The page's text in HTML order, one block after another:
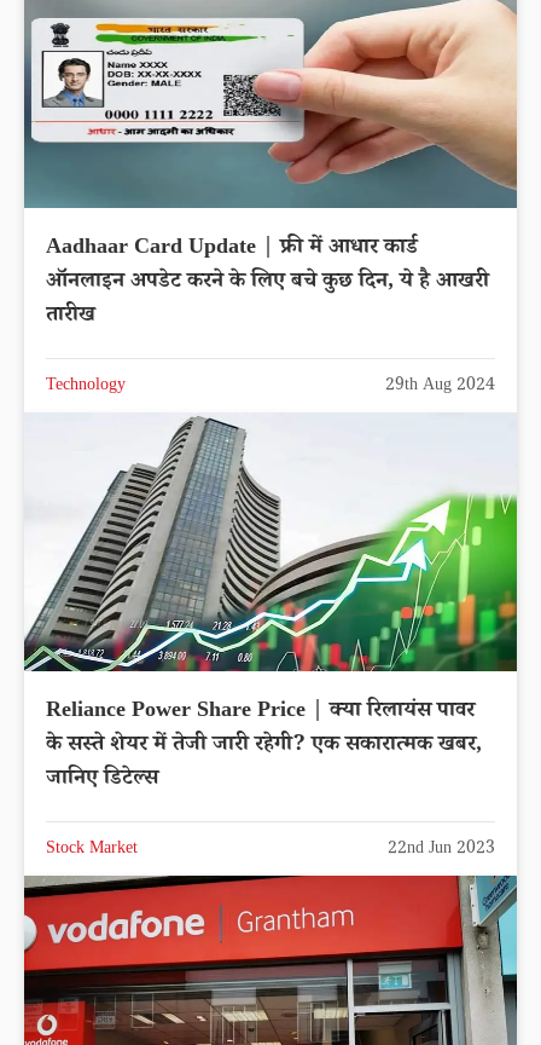
Aadhaar Card Update | फ्री में आधार कार्ड
ऑनलाइन अपडेट करने के लिए बचे कुछ दिन, ये है आखरी
तारीख
Technology 29th Aug 2024
Reliance Power Share Price | क्या रिलायंस पावर
के सस्ते शेयर में तेजी जारी रहेगी? एक सकारात्मक खबर,
जानिए डिटेल्स
Stock Market 22nd Jun 2023